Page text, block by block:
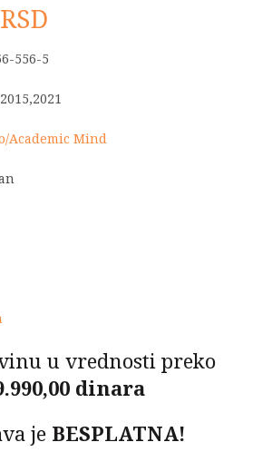
RSD
556-5
2015,2021
Academic Mind
u vrednosti preko
dinara
je BESPLATNA!